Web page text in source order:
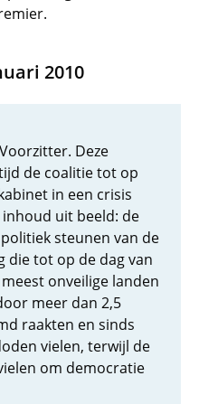
2010
Deze
de coalitie tot op
in een crisis
uit beeld: de
steunen van de
die tot op de dag van
onveilige landen
meer dan 2,5
raakten en sinds
vielen, terwijl de
om democratie